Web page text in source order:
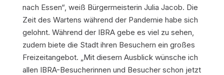
nach Essen“, weiß Bürgermeisterin Julia Jacob. Die
Zeit des Wartens während der Pandemie habe sich
gelohnt. Während der IBRA gebe es viel zu sehen,
zudem biete die Stadt ihren Besuchern ein großes
Freizeitangebot. „Mit diesem Ausblick wünsche ich
allen IBRA-Besucherinnen und Besucher schon jetzt